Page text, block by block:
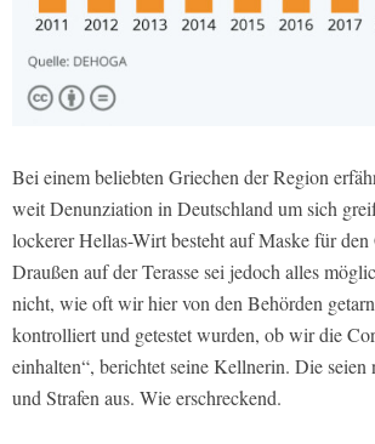
Bei einem beliebten Griechen der Region
weit Denunziation in Deutschland um sich
lockerer Hellas-Wirt besteht auf Maske für
Draußen auf der Terasse sei jedoch alles
nicht, wie oft wir hier von den Behörden
kontrolliert und getestet wurden, ob wir die
einhalten“, berichtet seine Kellnerin. Die
und Strafen aus. Wie erschreckend.